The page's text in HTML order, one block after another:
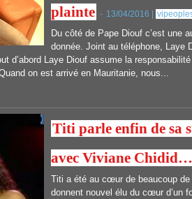
plainte - 13/04/2016 |
Du côté de Pape Diouf c’est une
donnée. Joint au téléphone, Laye
d’abord Laye Diouf assume la
on est arrivé en Mauritanie, nous...
Titi parle enfin de sa
avec Viviane
Titi a été au cœur de beaucoup
donnent nouvel élu du cœur d’un